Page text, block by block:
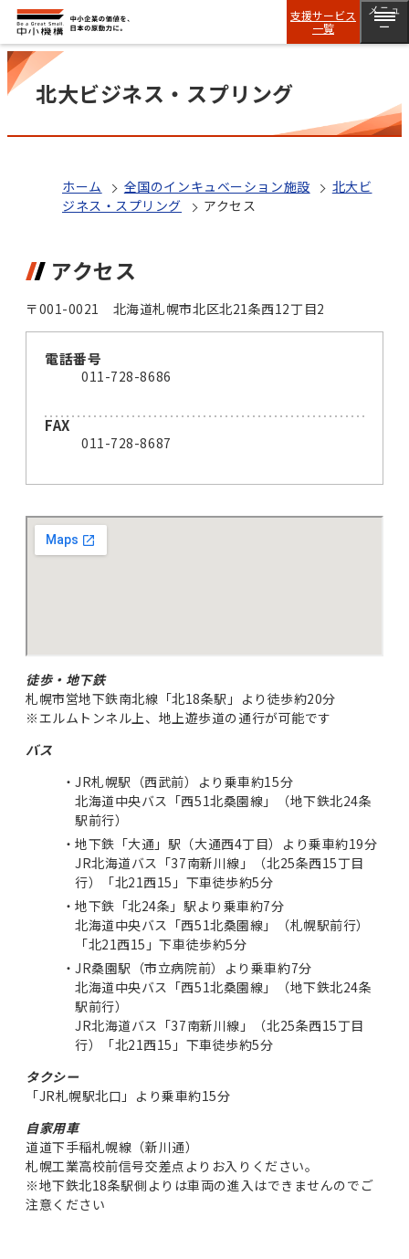
支援サービス
一覧
メニュ
ー
北大ビジネス・スプリング
ホーム 全国のインキュベーション施設
北大ビ
ジネス・スプリング
アクセス
アクセス
〒001-0021 北海道札幌市北区北21条西12丁目2
電話番号
011-728-8686
FAX
011-728-8687
徒歩・地下鉄
札幌市営地下鉄南北線「北18条駅」より徒歩約20分
※エルムトンネル上、地上遊歩道の通行が可能です
バス
JR札幌駅（西武前）より乗車約15分
北海道中央バス「西51北桑園線」（地下鉄北24条
駅前行）
地下鉄「大通」駅（大通西4丁目）より乗車約19分
JR北海道バス「37南新川線」（北25条西15丁目
行）「北21西15」下車徒歩約5分
地下鉄「北24条」駅より乗車約7分
北海道中央バス「西51北桑園線」（札幌駅前行）
「北21西15」下車徒歩約5分
JR桑園駅（市立病院前）より乗車約7分
北海道中央バス「西51北桑園線」（地下鉄北24条
駅前行）
JR北海道バス「37南新川線」（北25条西15丁目
行）「北21西15」下車徒歩約5分
タクシー
「JR札幌駅北口」より乗車約15分
自家用車
道道下手稲札幌線（新川通）
札幌工業高校前信号交差点よりお入りください。
※地下鉄北18条駅側よりは車両の進入はできませんのでご
注意ください